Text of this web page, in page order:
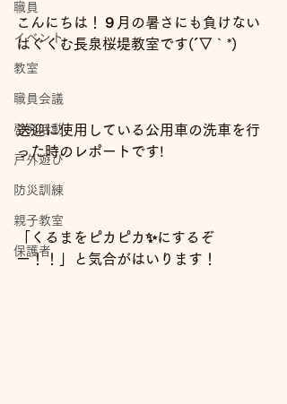
職員
イベント
教室
職員会議
啓発活動
戸外遊び
防災訓練
親子教室
保護者
こんにちは！９月の暑さにも負けない
はぐくむ長泉桜堤教室です(´▽｀*)
送迎に使用している公用車の洗車を行
った時のレポートです!
「くるまをピカピカ✨にするぞ
ー！！」と気合がはいります！